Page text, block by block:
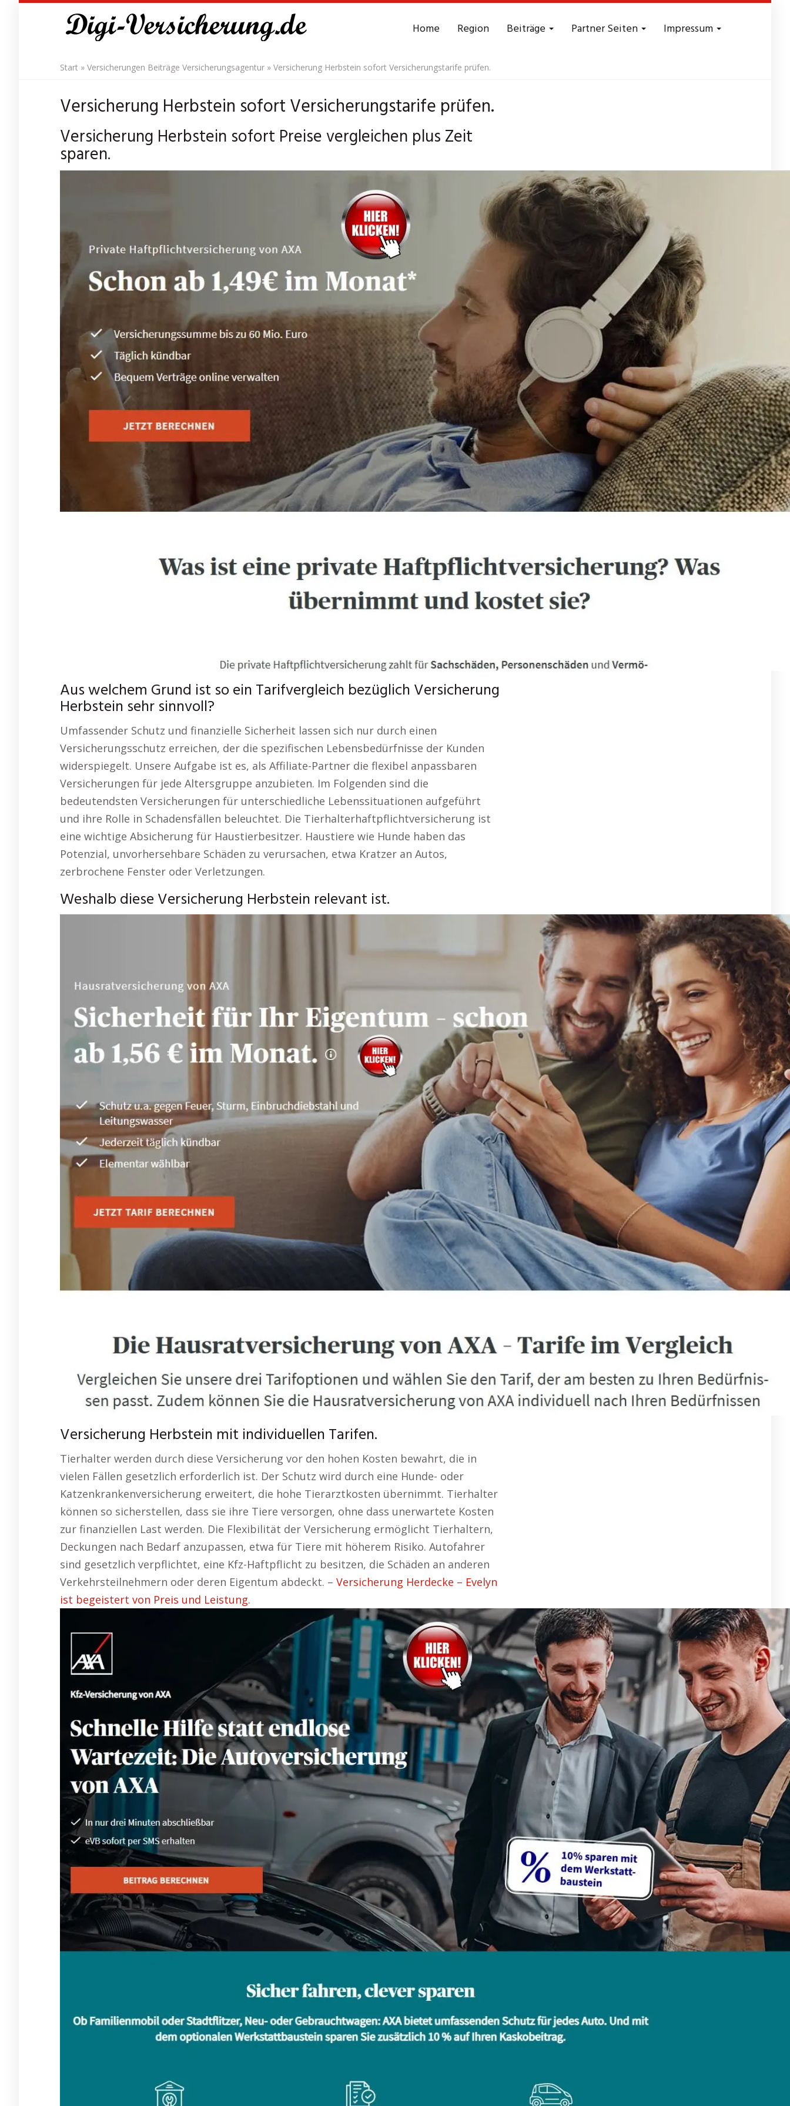
Home Region Beiträge Partner Seiten Impressum
Start » Versicherungen Beiträge Versicherungsagentur » Versicherung Herbstein sofort Versicherungstarife prüfen.
Versicherung Herbstein sofort Versicherungstarife prüfen.
Versicherung Herbstein sofort Preise vergleichen plus Zeit
sparen.
Aus welchem Grund ist so ein Tarifvergleich bezüglich Versicherung
Herbstein sehr sinnvoll?
Umfassender Schutz und finanzielle Sicherheit lassen sich nur durch einen
Versicherungsschutz erreichen, der die spezifischen Lebensbedürfnisse der Kunden
widerspiegelt. Unsere Aufgabe ist es, als Affiliate-Partner die flexibel anpassbaren
Versicherungen für jede Altersgruppe anzubieten. Im Folgenden sind die
bedeutendsten Versicherungen für unterschiedliche Lebenssituationen aufgeführt
und ihre Rolle in Schadensfällen beleuchtet. Die Tierhalterhaftpflichtversicherung ist
eine wichtige Absicherung für Haustierbesitzer. Haustiere wie Hunde haben das
Potenzial, unvorhersehbare Schäden zu verursachen, etwa Kratzer an Autos,
zerbrochene Fenster oder Verletzungen.
Weshalb diese Versicherung Herbstein relevant ist.
Versicherung Herbstein mit individuellen Tarifen.
Tierhalter werden durch diese Versicherung vor den hohen Kosten bewahrt, die in
vielen Fällen gesetzlich erforderlich ist. Der Schutz wird durch eine Hunde- oder
Katzenkrankenversicherung erweitert, die hohe Tierarztkosten übernimmt. Tierhalter
können so sicherstellen, dass sie ihre Tiere versorgen, ohne dass unerwartete Kosten
zur finanziellen Last werden. Die Flexibilität der Versicherung ermöglicht Tierhaltern,
Deckungen nach Bedarf anzupassen, etwa für Tiere mit höherem Risiko. Autofahrer
sind gesetzlich verpflichtet, eine Kfz-Haftpflicht zu besitzen, die Schäden an anderen
Verkehrsteilnehmern oder deren Eigentum abdeckt. – Versicherung Herdecke – Evelyn
ist begeistert von Preis und Leistung.